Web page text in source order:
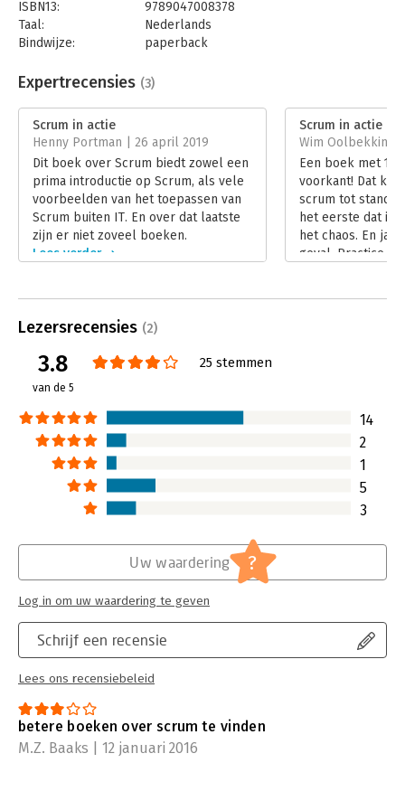
ISBN13:
9789047008378
Taal:
Nederlands
Bindwijze:
paperback
Uitgever:
Business Contact
Verschijningsdatum:
Hoofdrubriek: Projectmanagement
Expertrecensies (3)
Scrum in actie
Henny Portman | 26 april 2019
Dit boek over Scrum biedt zowel een
prima introductie op Scrum, als vele
voorbeelden van het toepassen van
Scrum buiten IT. En over dat laatste
zijn er niet zoveel boeken.
Lees verder
Scrum in actie
Wim Oolbekkink
Een boek met 10
voorkant! Dat
scrum tot stand
het eerste dat ik
het chaos. En ja
geval. Practice
Lezersrecensies (2)
3.8
van de 5
25 stemmen
14
2
1
5
3
Schrijf een recensie
Lees ons recensiebeleid
Uw waardering ?
Log in om uw waardering te geven
betere boeken over scrum te vinden
M.Z. Baaks | 12 januari 2016